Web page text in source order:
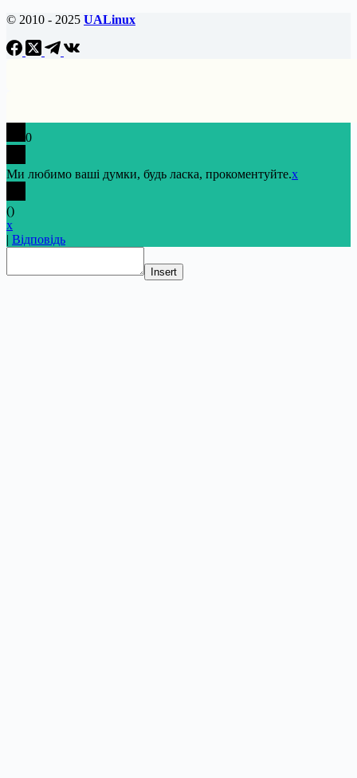
© 2010 - 2025 UALinux
0
Ми любимо ваші думки, будь ласка, прокоментуйте.x
()
x
| Відповідь
Insert